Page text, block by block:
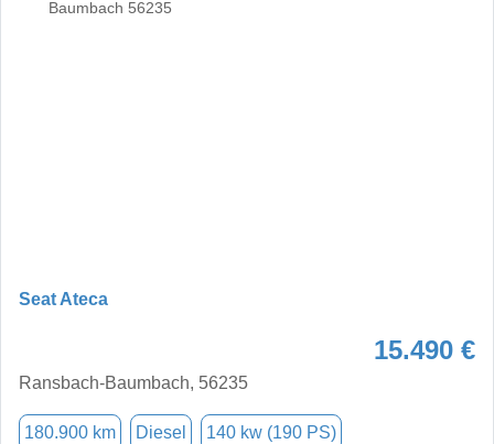
Seat Ateca
15.490 €
Ransbach-Baumbach, 56235
180.900 km Diesel 140 kw (190 PS)